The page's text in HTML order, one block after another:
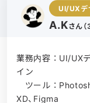
UI/UXデ
A.Kさん
業務内容 ： UI/UX
イン
ツール ：
XD、Figma